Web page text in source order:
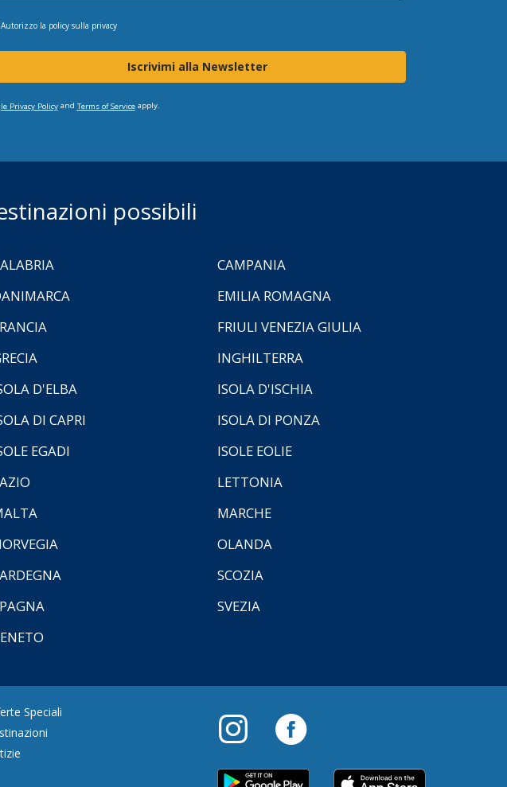
Autorizzo la policy sulla privacy
Iscrivimi alla Newsletter
Privacy Policyand Terms of Serviceapply.
possibili
CAMPANIA
EMILIA ROMAGNA
FRIULI VENEZIA GIULIA
INGHILTERRA
D'ELBA
ISOLA D'ISCHIA
DI CAPRI
ISOLA DI PONZA
EGADI
ISOLE EOLIE
LETTONIA
MARCHE
OLANDA
SCOZIA
SVEZIA
Speciali